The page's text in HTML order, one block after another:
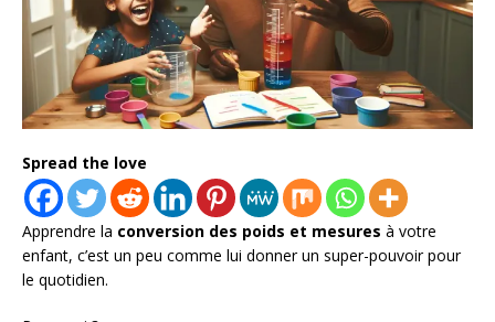
Spread the love
Apprendre la conversion des poids et mesures à votre
enfant, c’est un peu comme lui donner un super-pouvoir pour
le quotidien.